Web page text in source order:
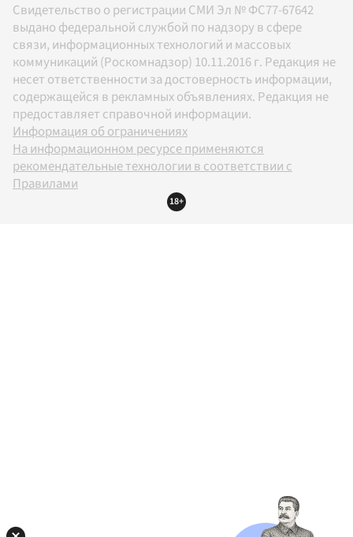
Свидетельство о регистрации СМИ Эл № ФС77-67642
выдано федеральной службой по надзору в сфере
связи, информационных технологий и массовых
коммуникаций (Роскомнадзор) 10.11.2016 г. Редакция не
несет ответственности за достоверность информации,
содержащейся в рекламных объявлениях. Редакция не
предоставляет справочной информации.
Информация об ограничениях
На информационном ресурсе применяются
рекомендательные технологии в соответствии с
Правилами
18+